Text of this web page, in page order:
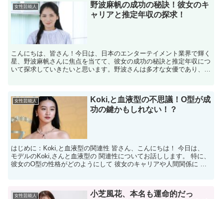
女性芸能人
野波麻帆の成功の秘訣！彼女のキ
ャリアと推定年収の探求！
こんにちは、皆さん！今日は、日本のエンターテイメント業界で輝く
星、野波麻帆さんに焦点を当てて、彼女の成功の秘訣と推定年収につ
いて探求していきたいと思います。野波さんは多才な女優であり、そ
女性芸能人
Koki,と血液型の不思議！O型が成
功の鍵かもしれない！？
はじめに：Koki,と血液型の関連性 皆さん、こんにちは！ 今日は、
モデルのKoki,さんと血液型の 関連性についてお話しします。 特に、
彼女のO型の性格がどのようにして 彼女のキャリアや人間関係に 影
女性芸能人
小芝風花、本名も運命的だっ